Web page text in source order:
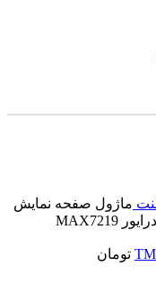
ماژول صفحه نمایش
تومان